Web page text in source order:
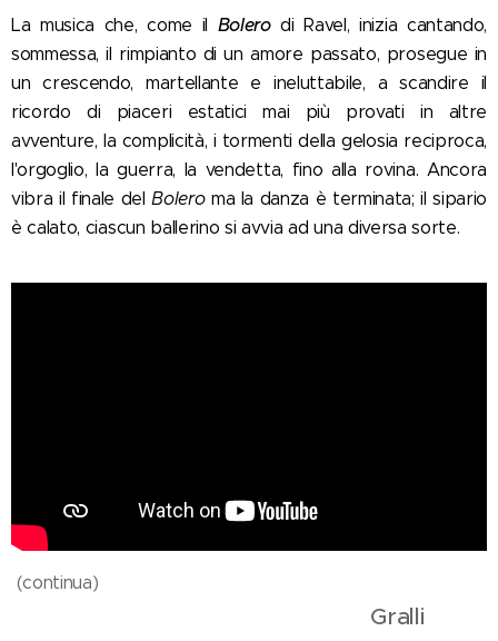
La musica che, come il Bolerodi Ravel, inizia cantando,
sommessa, il rimpianto di un amore passato, prosegue in
un crescendo, martellante e ineluttabile, a scandire il
ricordo di piaceri estatici mai più provati in altre
avventure, la complicità, i tormenti della gelosia reciproca,
l'orgoglio, la guerra, la vendetta, fino alla rovina. Ancora
vibra il finale del Bolero ma la danza è terminata; il sipario
è calato, ciascun ballerino si avvia ad una diversa sorte.
(continua)
Gralli